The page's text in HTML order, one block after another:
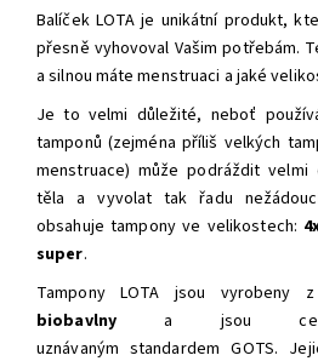
Balíček LOTA je unikátní produkt,
přesně vyhovoval Vašim potřebám.
a silnou máte menstruaci a jaké
Je to velmi důležité, neboť
tamponů (zejména příliš velkých
menstruace) může podráždit
těla a vyvolat tak řadu
obsahuje tampony ve velikostech:
super.
Tampony LOTA jsou vyrobeny
biobavlnya jsou
uznávaným standardem GOTS.